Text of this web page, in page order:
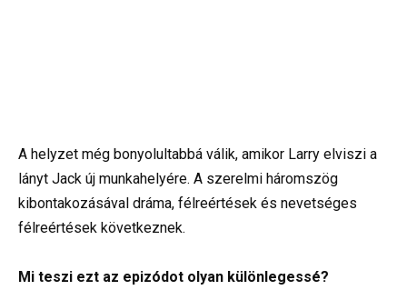
A helyzet még bonyolultabbá válik, amikor Larry elviszi a
lányt Jack új munkahelyére. A szerelmi háromszög
kibontakozásával dráma, félreértések és nevetséges
félreértések következnek.
Mi teszi ezt az epizódot olyan különlegessé?